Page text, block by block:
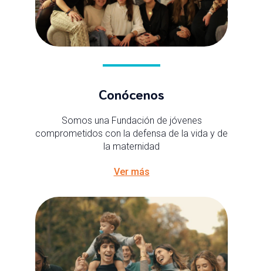
Conócenos
Somos una Fundación de jóvenes
comprometidos con la defensa de la vida y de
la maternidad
Ver más